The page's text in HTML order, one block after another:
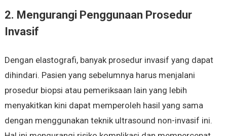
2. Mengurangi Penggunaan Prosedur
Invasif
Dengan elastografi, banyak prosedur invasif yang dapat
dihindari. Pasien yang sebelumnya harus menjalani
prosedur biopsi atau pemeriksaan lain yang lebih
menyakitkan kini dapat memperoleh hasil yang sama
dengan menggunakan teknik ultrasound non-invasif ini.